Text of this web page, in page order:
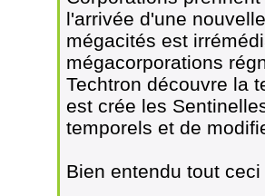
l'arrivée d'une
mégacités est
mégacorporations
Techtron découvre la
est crée les
temporels et de
Bien entendu tout